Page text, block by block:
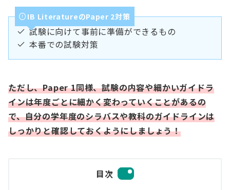
IB LiteratureのPaper 2対策
試験に向けて事前に準備ができるもの
本番での試験対策
ただし、Paper 1同様、試験の内容や細かいガイドラ
インは年度ごとに細かく変わっていくことがあるの
で、自分の学年度のシラバスや教科のガイドラインは
しっかりと確認しておくようにしましょう！
目次